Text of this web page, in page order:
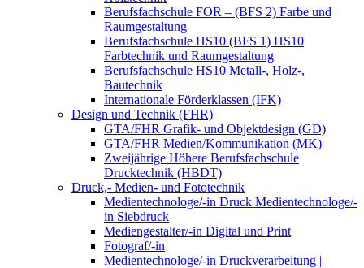
Berufsfachschule FOR – (BFS 2) Farbe und
Raumgestaltung
Berufsfachschule HS10 (BFS 1) HS10
Farbtechnik und Raumgestaltung
Berufsfachschule HS10 Metall-, Holz-,
Bautechnik
Internationale Förderklassen (IFK)
Design und Technik (FHR)
GTA/FHR Grafik- und Objektdesign (GD)
GTA/FHR Medien/Kommunikation (MK)
Zweijährige Höhere Berufsfachschule
Drucktechnik (HBDT)
Druck,- Medien- und Fototechnik
Medientechnologe/-in Druck Medientechnologe/-
in Siebdruck
Mediengestalter/-in Digital und Print
Fotograf/-in
Medientechnologe/-in Druckverarbeitung |